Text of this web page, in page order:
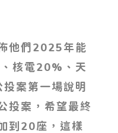
他們2025年能
核電20%、天
案第一場說明
投案，希望最終
到20座，這樣